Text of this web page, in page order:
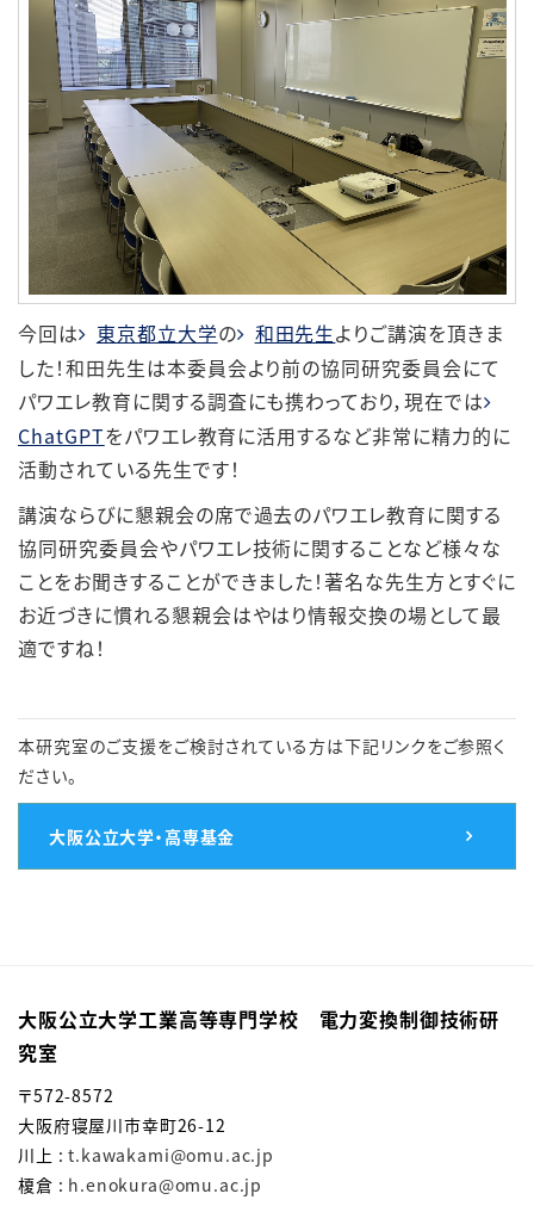
今回は 東京都立大学の 和田先生よりご講演を頂きま
した！和田先生は本委員会より前の協同研究委員会にて
パワエレ教育に関する調査にも携わっており，現在では
ChatGPTをパワエレ教育に活用するなど非常に精力的に
活動されている先生です！
講演ならびに懇親会の席で過去のパワエレ教育に関する
協同研究委員会やパワエレ技術に関することなど様々な
ことをお聞きすることができました！著名な先生方とすぐに
お近づきに慣れる懇親会はやはり情報交換の場として最
適ですね！
本研究室のご支援をご検討されている方は下記リンクをご参照く
ださい。
大阪公立大学・高専基金
大阪公立大学工業高等専門学校 電力変換制御技術研
究室
〒572-8572
大阪府寝屋川市幸町26-12
川上 :t.kawakami@omu.ac.jp
榎倉 : h.enokura@omu.ac.jp